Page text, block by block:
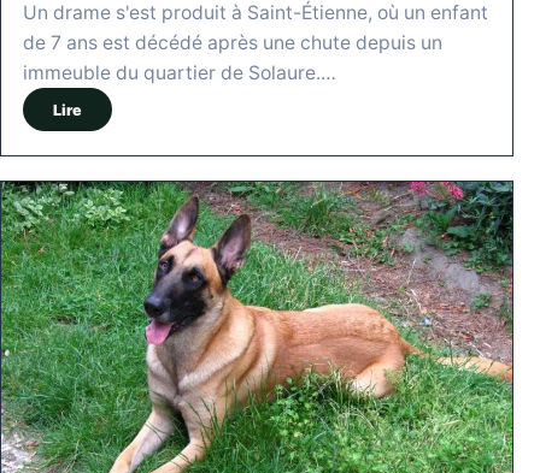
Un drame s'est produit à Saint-Étienne, où un enfant
de 7 ans est décédé après une chute depuis un
immeuble du quartier de Solaure.…
Lire